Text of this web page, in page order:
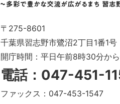
Narashino
～
多
彩
で
豊
か
な
交
〒275-8601
千葉県習志野市鷺沼2丁目1番1号
開庁時間：平日午前8時30分か
電話：047-451-
ファックス：047-453-1547